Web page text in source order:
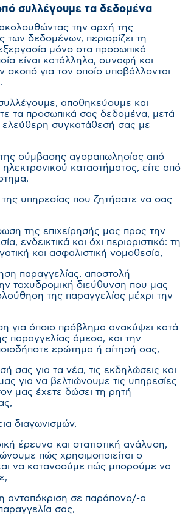
συλλέγουμε τα δεδομένα
την αρχή της
των δεδομένων, περιορίζει τη
μόνο στα προσωπικά
είναι κατάλληλα, συναφή και
σκοπό για τον οποίο υποβάλλονται
αποθηκεύουμε και
τα προσωπικά σας δεδομένα, μετά
ελεύθερη συγκατάθεσή σας με
σύμβασης αγοραπωλησίας από
καταστήματος, είτε από
υπηρεσίας που ζητήσατε να σας
της επιχείρησής μας προς την
ενδεικτικά και όχι περιοριστικά: τη
και ασφαλιστική νομοθεσία,
παραγγελίας, αποστολή
ταχυδρομική διεύθυνση που μας
της παραγγελίας μέχρι την
για όποιο πρόβλημα ανακύψει κατά
παραγγελίας άμεσα, και την
ερώτημα ή αίτησή σας,
σας για τα νέα, τις εκδηλώσεις και
για να βελτιώνουμε τις υπηρεσίες
μας έχετε δώσει τη ρητή
διαγωνισμών,
έρευνα και στατιστική ανάλυση,
πώς χρησιμοποιείται ο
να κατανοούμε πώς μπορούμε να
ανταπόκριση σε παράπονο/-α
σας,